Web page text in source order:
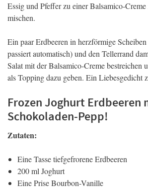
Essig und Pfeffer zu einer Balsamico-
mischen.
Ein paar Erdbeeren in herzförmige
passiert automatisch) und den Tellerrand
Salat mit der Balsamico-Creme bestreichen
als Topping dazu geben. Ein Liebesgedicht
Frozen Joghurt Erdbeeren
Schokoladen-Pepp!
Zutaten:
Eine Tasse tiefgefrorene Erdbeeren
200 ml Joghurt
Eine Prise Bourbon-Vanille